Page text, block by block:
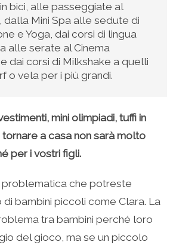
bici, alle passeggiate al
dalla Mini Spa alle sedute di
e Yoga, dai corsi di lingua
alle serate al Cinema
dai corsi di Milkshake a quelli
o vela per i più grandi.
mini olimpiadi, tuffi in
tornare a casa non sarà molto
per i vostri figli.
problematica che potreste
di bambini piccoli come Clara. La
tra bambini perché loro
del gioco, ma se un piccolo